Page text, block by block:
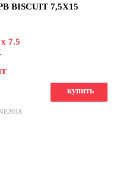
BISCUIT 7,5X15
7.5
купить